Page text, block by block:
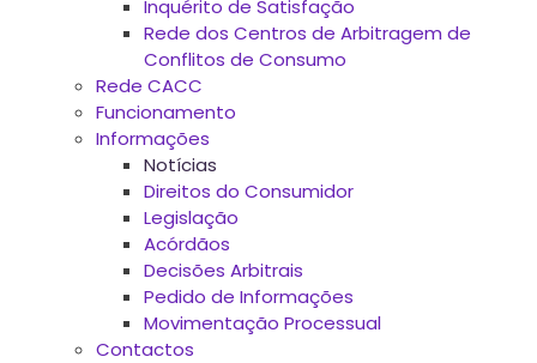
Inquérito de Satisfação
Rede dos Centros de Arbitragem de
Conflitos de Consumo
Rede CACC
Funcionamento
Informações
Notícias
Direitos do Consumidor
Legislação
Acórdãos
Decisões Arbitrais
Pedido de Informações
Movimentação Processual
Contactos